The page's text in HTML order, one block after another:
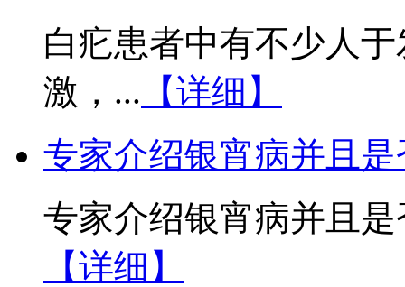
白疕患者中有不少人
激，... 【详细】
专家介绍银宵病并且
专家介绍银宵病并且
【详细】